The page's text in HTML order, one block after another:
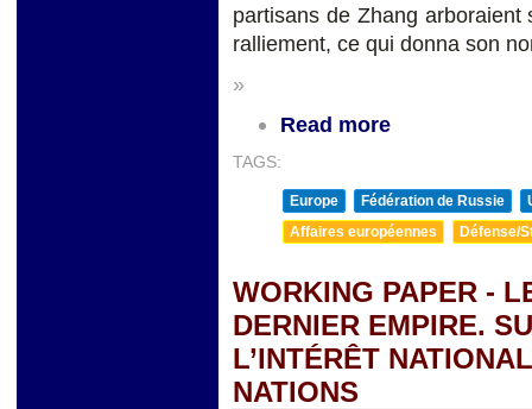
partisans de Zhang
ralliement, ce qui donna son
»
Read more
TAGS:
Europe Fédération de Russie
Affaires européennes
Défense/
WORKING PAPER -
DERNIER EMPIRE.
L’INTÉRÊT
NATIONS